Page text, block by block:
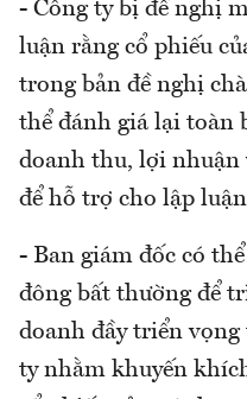
- Công ty bị đề nghị
luận rằng cổ phiếu
trong bản đề nghị
thể đánh giá lại toàn
doanh thu, lợi nhuận
để hỗ trợ cho lập
- Ban giám đốc có
đông bất thường để
doanh đầy triển
ty nhằm khuyến